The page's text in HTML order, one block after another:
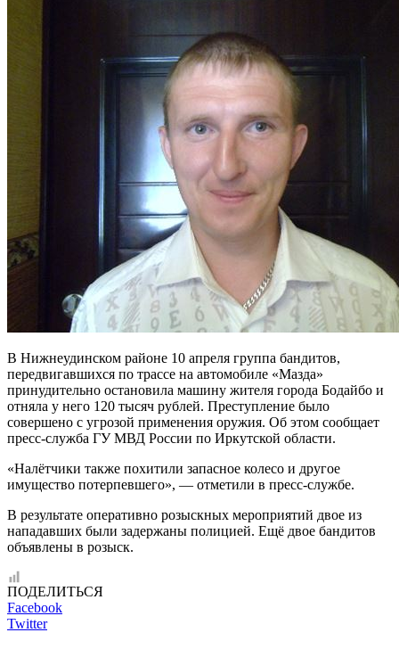
В Нижнеудинском районе 10 апреля группа бандитов,
передвигавшихся по трассе на автомобиле «Мазда»
принудительно остановила машину жителя города Бодайбо и
отняла у него 120 тысяч рублей. Преступление было
совершено с угрозой применения оружия. Об этом сообщает
пресс-служба ГУ МВД России по Иркутской области.
«Налётчики также похитили запасное колесо и другое
имущество потерпевшего», — отметили в пресс-службе.
В результате оперативно розыскных мероприятий двое из
нападавших были задержаны полицией. Ещё двое бандитов
объявлены в розыск.
ПОДЕЛИТЬСЯ
Facebook
Twitter